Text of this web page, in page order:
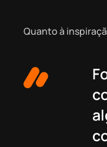
Quanto à